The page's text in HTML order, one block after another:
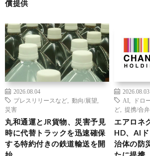
償提供
2026.08.04
プレスリリースなど
動向/展望
災害
丸和通運とJR貨物、災害予見
時に代替トラックを迅速確保
する特約付きの鉄道輸送を開
2026.08.03
AI
ドロ
ど
提携/合
エアロネ
HD、AI
治体の防